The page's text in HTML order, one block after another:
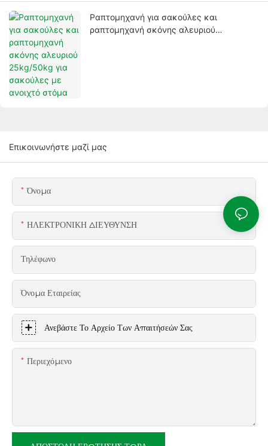
Ραπτομηχανή για σακούλες και
ραπτομηχανή σκόνης αλευριού
Επικοινωνήστε μαζί μας
Όνομα
ΗΛΕΚΤΡΟΝΙΚΗ ΔΙΕΥΘΥΝΣΗ
Τηλέφωνο
Όνομα Εταιρείας
Ανεβάστε Το Αρχείο Των Απαιτήσεών Σας
Περιεχόμενο